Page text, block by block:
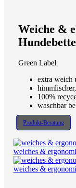
Weiche &
Green Label
extra weich
100%
waschbar
Produkt-Beratung
weiches &
weiches &